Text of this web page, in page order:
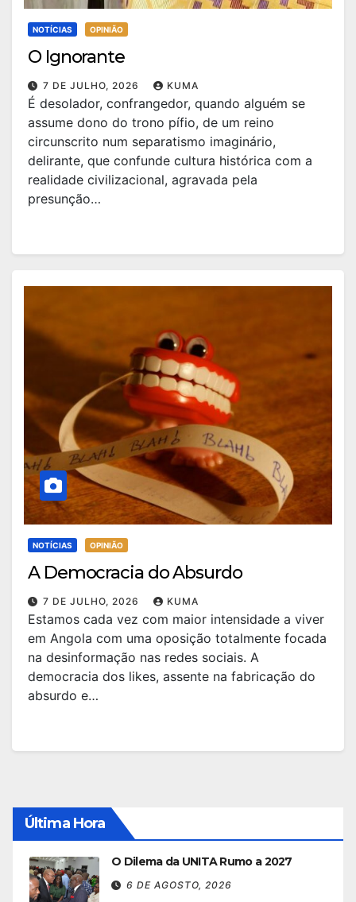
NOTÍCIAS OPINIÃO
O Ignorante
7 DE JULHO, 2026 KUMA
É desolador, confrangedor, quando alguém se
assume dono do trono pífio, de um reino
circunscrito num separatismo imaginário,
delirante, que confunde cultura histórica com a
realidade civilizacional, agravada pela
presunção…
NOTÍCIAS OPINIÃO
A Democracia do Absurdo
7 DE JULHO, 2026 KUMA
Estamos cada vez com maior intensidade a viver
em Angola com uma oposição totalmente focada
na desinformação nas redes sociais. A
democracia dos likes, assente na fabricação do
absurdo e…
Última Hora
O Dilema da UNITA Rumo a 2027
6 DE AGOSTO, 2026